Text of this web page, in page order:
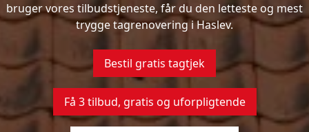
bruger vores tilbudstjeneste, får du den letteste og mest
trygge tagrenovering i Haslev.
Bestil gratis tagtjek
Få 3 tilbud, gratis og uforpligtende